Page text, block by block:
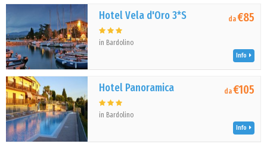
Hotel Vela d'Oro 3*S
in Bardolino
da€85
Info
Hotel Panoramica
in Bardolino
da€105
Info